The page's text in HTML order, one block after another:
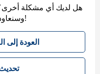
هل لديك أي مشكلة أخرى؟
وسنعاود التواصل معك. شكرًا على صبرك!
العودة إلى
تحديث الصفحة